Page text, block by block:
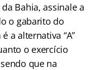
Bahia, assinale a
o gabarito do
a alternativa “A”
o exercício
que na